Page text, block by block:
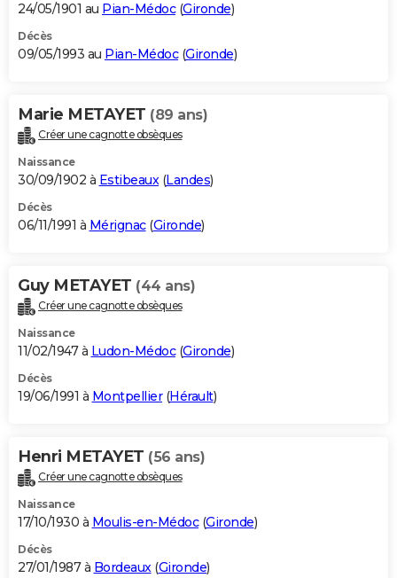
24/05/1901 au Pian-Médoc(Gironde)
Décès
09/05/1993 au Pian-Médoc(Gironde)
Marie METAYET (89 ans)
Créer une cagnotte obsèques
Naissance
30/09/1902 à Estibeaux(Landes)
Décès
06/11/1991 à Mérignac(Gironde)
Guy METAYET (44 ans)
Créer une cagnotte obsèques
Naissance
11/02/1947 à Ludon-Médoc(Gironde)
Décès
19/06/1991 à Montpellier(Hérault)
Henri METAYET (56 ans)
Créer une cagnotte obsèques
Naissance
17/10/1930 à Moulis-en-Médoc(Gironde)
Décès
27/01/1987 à Bordeaux(Gironde)